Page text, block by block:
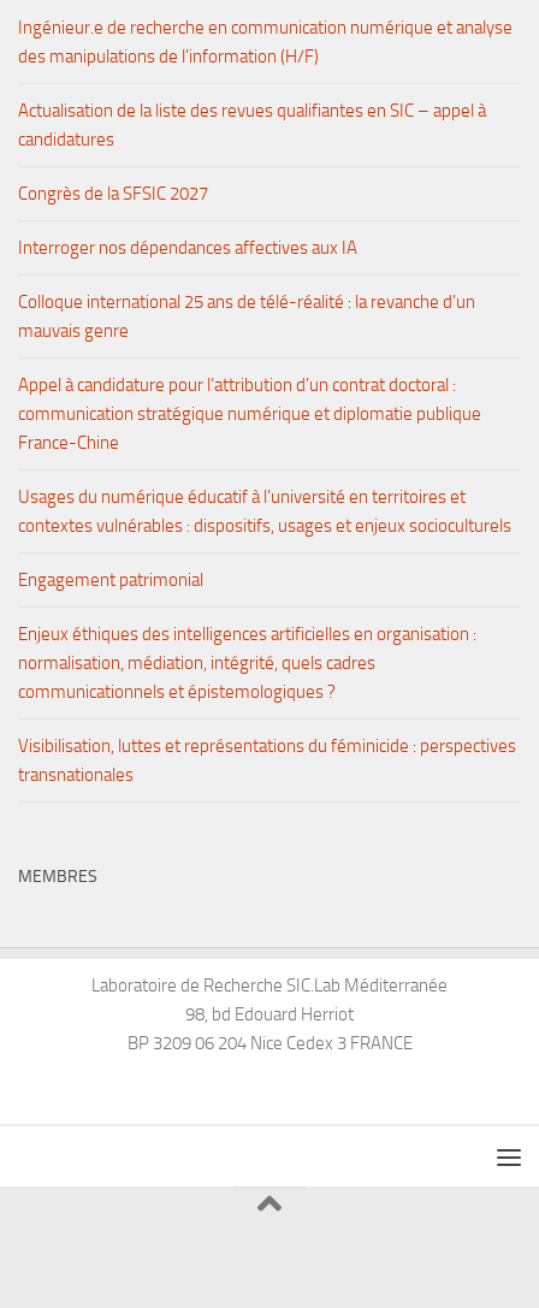
Ingénieur.e de recherche en communication numérique et analyse
des manipulations de l’information (H/F)
Actualisation de la liste des revues qualifiantes en SIC – appel à
candidatures
Congrès de la SFSIC 2027
Interroger nos dépendances affectives aux IA
Colloque international 25 ans de télé-réalité : la revanche d’un
mauvais genre
Appel à candidature pour l’attribution d’un contrat doctoral :
communication stratégique numérique et diplomatie publique
France-Chine
Usages du numérique éducatif à l’université en territoires et
contextes vulnérables : dispositifs, usages et enjeux socioculturels
Engagement patrimonial
Enjeux éthiques des intelligences artificielles en organisation :
normalisation, médiation, intégrité, quels cadres
communicationnels et épistemologiques ?
Visibilisation, luttes et représentations du féminicide : perspectives
transnationales
MEMBRES
Laboratoire de Recherche SIC.Lab Méditerranée
98, bd Edouard Herriot
BP 3209 06 204 Nice Cedex 3 FRANCE